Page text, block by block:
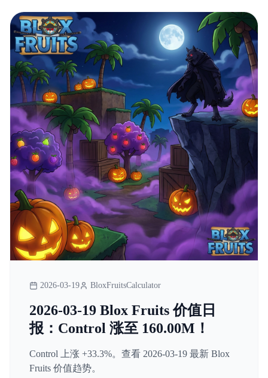
2026-03-19 BloxFruitsCalculator
2026-03-19 Blox Fruits 价值日
报：Control 涨至 160.00M！
Control 上涨 +33.3%。查看 2026-03-19 最新 Blox
Fruits 价值趋势。